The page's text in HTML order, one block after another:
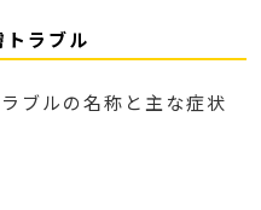
ラブル
ブルの名称と主な症状